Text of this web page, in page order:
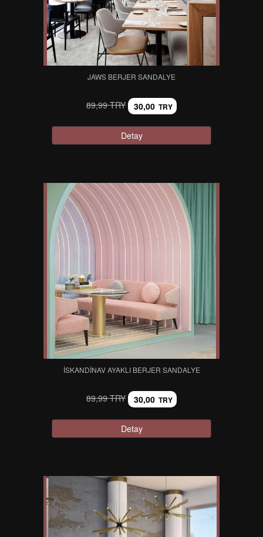
JAWS BERJER SANDALYE
89,99 TRY 30,00 TRY
Detay
İSKANDINAV AYAKLI BERJER SANDALYE
89,99 TRY 30,00 TRY
Detay